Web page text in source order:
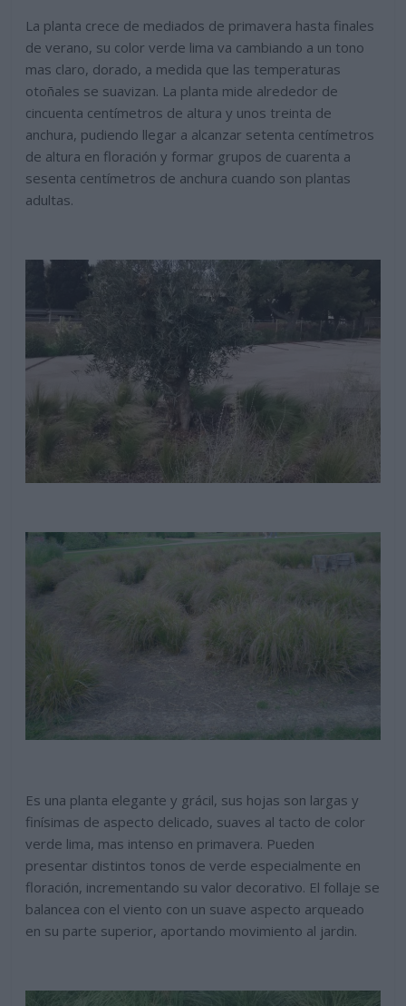
La planta crece de mediados de primavera hasta finales
de verano, su color verde lima va cambiando a un tono
mas claro, dorado, a medida que las temperaturas
otoñales se suavizan. La planta mide alrededor de
cincuenta centímetros de altura y unos treinta de
anchura, pudiendo llegar a alcanzar setenta centímetros
de altura en floración y formar grupos de cuarenta a
sesenta centímetros de anchura cuando son plantas
adultas.
Es una planta elegante y grácil, sus hojas son largas y
finísimas de aspecto delicado, suaves al tacto de color
verde lima, mas intenso en primavera. Pueden
presentar distintos tonos de verde especialmente en
floración, incrementando su valor decorativo. El follaje se
balancea con el viento con un suave aspecto arqueado
en su parte superior, aportando movimiento al jardin.